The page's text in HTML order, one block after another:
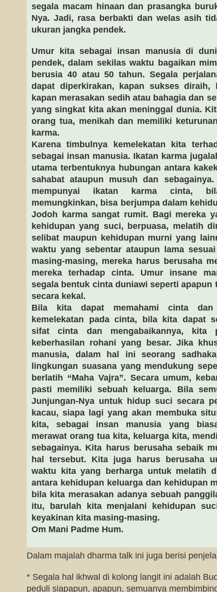
segala macam hinaan dan prasangka
Nya. Jadi, rasa berbakti dan welas asih
ukuran jangka pendek.
Umur kita sebagai insan manusia di
pendek, dalam sekilas waktu bagaikan
berusia 40 atau 50 tahun. Segala
dapat diperkirakan, kapan sukses diraih,
kapan merasakan sedih atau bahagia dan
yang singkat kita akan meninggal dunia.
orang tua, menikah dan memiliki
karma.
Karena timbulnya kemelekatan kita
sebagai insan manusia. Ikatan karma
utama terbentuknya hubungan antara
sahabat ataupun musuh dan
mempunyai ikatan karma cinta,
memungkinkan, bisa berjumpa dalam
Jodoh karma sangat rumit. Bagi mereka
kehidupan yang suci, berpuasa, melatih
selibat maupun kehidupan murni yang
waktu yang sebentar ataupun lama
masing-masing, mereka harus berusaha
mereka terhadap cinta. Umur insane
segala bentuk cinta duniawi seperti apapun
secara kekal.
Bila kita dapat memahami cinta dan
kemelekatan pada cinta, bila kita dapat
sifat cinta dan mengabaikannya, kita
keberhasilan rohani yang besar. Jika
manusia, dalam hal ini seorang
lingkungan suasana yang mendukung
berlatih “Maha Vajra”. Secara umum,
pasti memiliki sebuah keluarga. Bila
Junjungan-Nya untuk hidup suci secara
kacau, siapa lagi yang akan membuka
kita, sebagai insan manusia yang
merawat orang tua kita, keluarga kita,
sebagainya. Kita harus berusaha sebaik
hal tersebut. Kita juga harus berusaha
waktu kita yang berharga untuk melatih
antara kehidupan keluarga dan kehidupan
bila kita merasakan adanya sebuah
itu, barulah kita menjalani kehidupan
keyakinan kita masing-masing.
Om Mani Padme Hum.
Dalam majalah dharma talk ini juga berisi
* Segala hal ikhwal di kolong langit ini adalah
peduli siapapun, apapun, semuanya